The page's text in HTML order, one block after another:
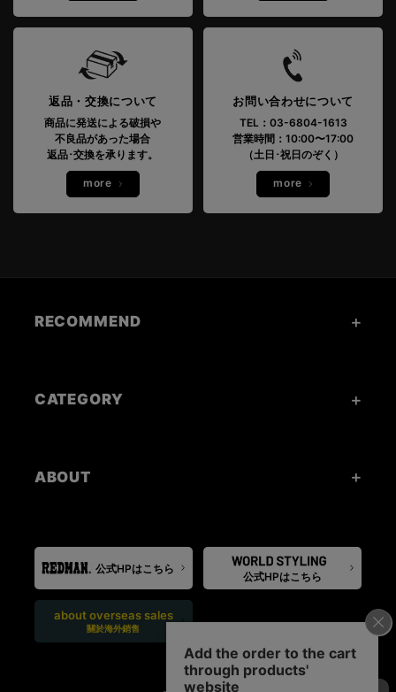
返品・交換について
商品に発送による破損や
不良品があった場合
返品･交換を承ります。
more
お問い合わせについて
TEL：03-6804-1613
営業時間：10:00〜17:00
（土日･祝日のぞく）
more
RECOMMEND
CATEGORY
ABOUT
公式HPはこちら
公式HPはこちら
about overseas sales
關於海外銷售